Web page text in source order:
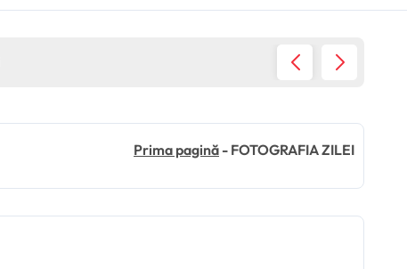
Prima pagină - FOTOGRAFIA ZILEI